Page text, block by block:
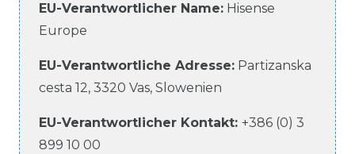
EU-Verantwortlicher Name: Hisense
Europe
EU-Verantwortliche Adresse: Partizanska
cesta 12, 3320 Vas, Slowenien
EU-Verantwortlicher Kontakt: +386 (0) 3
899 10 00